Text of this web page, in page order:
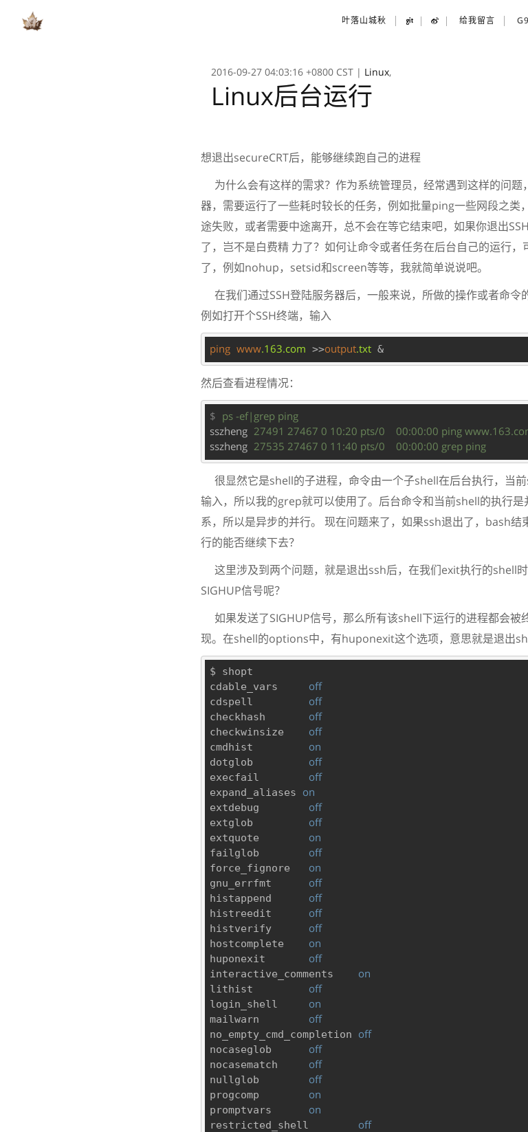
叶落山城秋 给我留言
2016-09-27 04:03:16 +0800 CST | Linux,
Linux后台运行
想退出secureCRT后，能够继续跑自己的进程
为什么会有这样的需求？作为系统管理员，经常遇到这样的问
器，需要运行了一些耗时较长的任务，例如批量ping一些网段之类
途失败，或者需要中途离开，总不会在等它结束吧，如果你退出
了，岂不是白费精 力了？如何让命令或者任务在后台自己的运行
了，例如nohup，setsid和screen等等，我就简单说说吧。
在我们通过SSH登陆服务器后，一般来说，所做的操作或者命令
例如打开个SSH终端，输入
ping www.163.com >>output.txt
然后查看进程情况：
$ ps -ef|grep ping
sszheng 27491 27467 0 10:20 pts/0    00:00:00 ping
sszheng 27535 27467 0 11:40 pts/0    00:00:00 grep ping
很显然它是shell的子进程，命令由一个子shell在后台执行，当
输入，所以我的grep就可以使用了。后台命令和当前shell的执行
系，所以是异步的并行。 现在问题来了，如果ssh退出了，bash
行的能否继续下去？
这里涉及到两个问题，就是退出ssh后，在我们exit执行的shell
SIGHUP信号呢？
如果发送了SIGHUP信号，那么所有该shell下运行的进程都会被
现。在shell的options中，有huponexit这个选项，意思就是退出
$ shopt
cdable_vars off
cdspell off
checkhash off
checkwinsize off
cmdhist on
dotglob off
execfail off
expand_aliases on
extdebug off
extglob off
extquote on
failglob off
force_fignore on
gnu_errfmt off
histappend off
histreedit off
histverify off
hostcomplete on
huponexit off
interactive_comments on
lithist off
login_shell on
mailwarn off
no_empty_cmd_completion off
nocaseglob off
nocasematch off
nullglob off
progcomp on
promptvars on
restricted_shell off